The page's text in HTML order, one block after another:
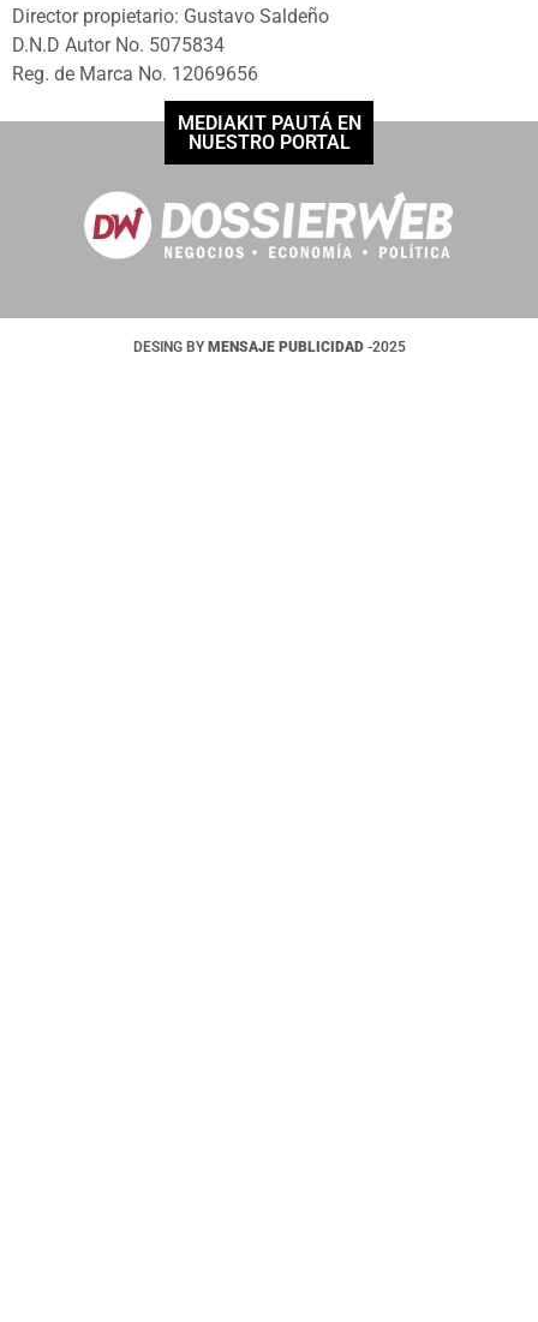
Director propietario: Gustavo Saldeño
D.N.D Autor No. 5075834
Reg. de Marca No. 12069656
MEDIAKIT PAUTÁ EN
NUESTRO PORTAL
DESING BY MENSAJE PUBLICIDAD -2025